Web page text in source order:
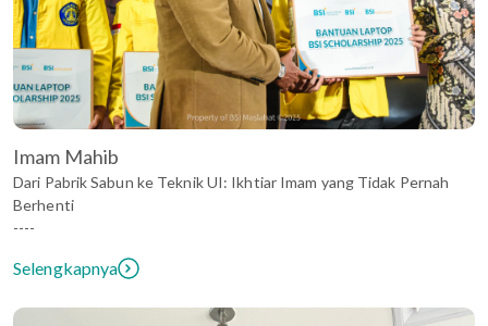
Imam Mahib
Dari Pabrik Sabun ke Teknik UI: Ikhtiar Imam yang Tidak Pernah
Berhenti
----
Selengkapnya